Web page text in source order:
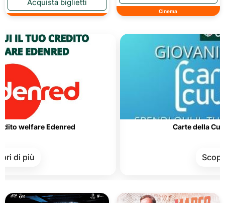
Cinema
Edenred Carte della Cultura e
Scopri di più